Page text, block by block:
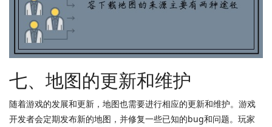
七、地图的更新和维护
随着游戏的发展和更新，地图也需要进行相应的更新和维护。游戏
开发者会定期发布新的地图，并修复一些已知的bug和问题。玩家